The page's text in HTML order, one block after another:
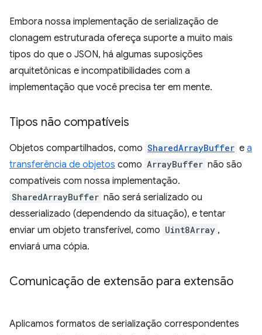
Embora nossa implementação de serialização de
clonagem estruturada ofereça suporte a muito mais
tipos do que o JSON, há algumas suposições
arquitetônicas e incompatibilidades com a
implementação que você precisa ter em mente.
Tipos não compatíveis
Objetos compartilhados, como SharedArrayBuffer e a
transferência de objetos como ArrayBuffer não são
compatíveis com nossa implementação.
SharedArrayBuffer não será serializado ou
desserializado (dependendo da situação), e tentar
enviar um objeto transferível, como Uint8Array ,
enviará uma cópia.
Comunicação de extensão para extensão
Aplicamos formatos de serialização correspondentes